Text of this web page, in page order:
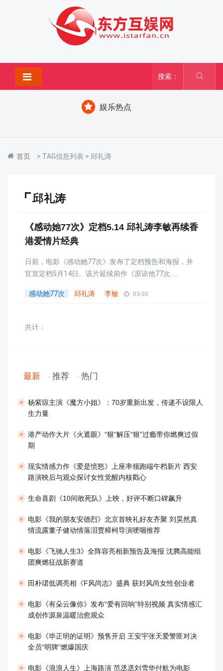
搜索：
娱乐热点
首页 > TAG信息列表 > 邱礼涛
邱礼涛
《感动她77次》定档5.14 邱礼涛李敏再续香
港爱情片经典
日前，电影《感动她77次》发布了定档预告和海报，并
官宣定档5月14日。该片延续前作《原谅他77次......
感动她77次 邱礼涛 李敏 03-30
共计：
最新 推荐 热门
​杨紫琼主演《魔方小姐》：70岁重新出发，传递不设限人
生力量
港产动作大片《火遮眼》“狠”解压“狠”过瘾带你燃爽过假
期
现实情感力作《爱是愤怒》上座率领跑端午档新片 西安
路演映后与观众探讨女性觉醒内核戳心
生命喜剧《10间敢死队》上映，好评不断口碑飙升
​电影《我的朋友安德烈》北京首映礼好友齐聚 刘昊然真
情流露董子健动情落泪贾樟柯导演哽咽推荐
电影《飞驰人生3》全阵容亮相新预告及海报 沈腾高能组
团爽燃征战新赛道
田朴珺低调亮相《F风尚志》盛典 获封风尚女性创业者
电影《有朵云像你》发布“爱有回响”特别视频 真实情感汇
成创作源泉温暖治愈观众
​电影《毕正明的证明》预售开启 王安宇张天爱警匪对决
全员“明牌”燃爆国庆
​电影《浪浪人生》上海路演 范丞丞刘雪华付航为电影